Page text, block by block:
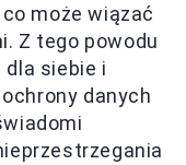
może wiązać
Z tego powodu
siebie i
danych